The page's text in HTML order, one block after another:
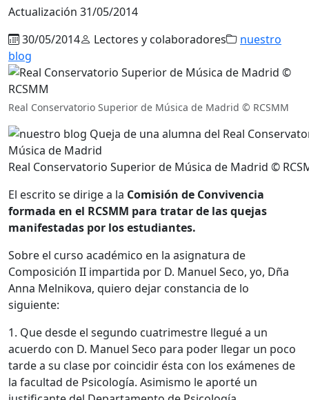
Actualización 31/05/2014
30/05/2014
Lectores y colaboradores
nuestro
blog
Real Conservatorio Superior de Música de Madrid © RCSMM
Real Conservatorio Superior de Música de Madrid ©
El escrito se dirige a la Comisión de Convivencia
formada en el RCSMM para tratar de las quejas
manifestadas por los estudiantes.
Sobre el curso académico en la asignatura de
Composición II impartida por D. Manuel Seco, yo, Dña
Anna Melnikova, quiero dejar constancia de lo
siguiente:
1. Que desde el segundo cuatrimestre llegué a un
acuerdo con D. Manuel Seco para poder llegar un poco
tarde a su clase por coincidir ésta con los exámenes de
la facultad de Psicología. Asimismo le aporté un